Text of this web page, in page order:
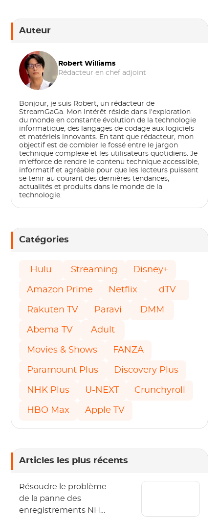
Auteur
Robert Williams
Rédacteur en chef adjoint
Bonjour, je suis Robert, un rédacteur de
StreamGaGa. Mon intérêt réside dans l'exploration
du monde en constante évolution de la technologie
informatique, des langages de codage aux logiciels
et matériels innovants. En tant que rédacteur, mon
objectif est de combler le fossé entre le jargon
technique complexe et les utilisateurs quotidiens. Je
m'efforce de rendre le contenu technique accessible,
informatif et agréable pour que les lecteurs puissent
se tenir au courant des dernières tendances,
actualités et produits dans le monde de la
technologie.
Catégories
Hulu Streaming Disney+
Amazon Prime Netflix dTV
Rakuten TV Paravi DMM
Abema TV Adult
Movies & Shows FANZA
Paramount Plus Discovery Plus
NHK Plus U-NEXT Crunchyroll
HBO Max Apple TV
Articles les plus récents
Résoudre le problème
de la panne des
enregistrements NHK